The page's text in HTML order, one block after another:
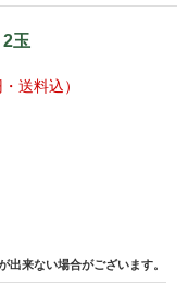
2玉
送料込）
来ない場合がございます。